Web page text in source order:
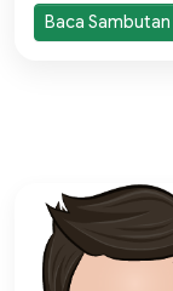
Baca Sambutan